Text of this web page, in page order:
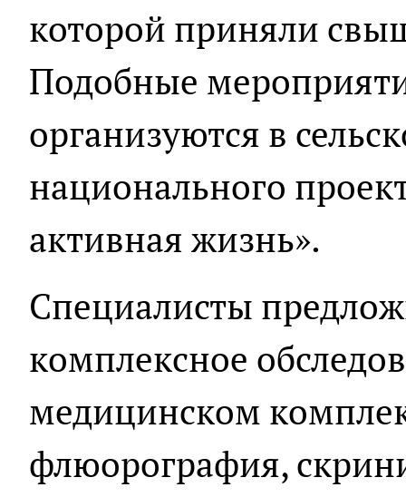
которой приняли
Подобные
организуются в
национального
активная жизнь».
Специалисты
комплексное
медицинском
флюорография,